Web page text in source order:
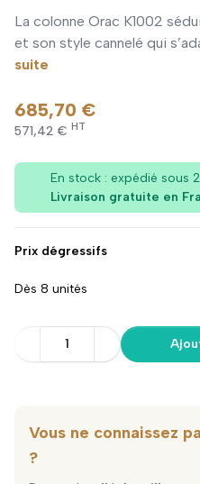
La colonne Orac K1002
et son style cannelé qui
suite
685,70 €
571,42 € HT
En stock : expédié sous
Livraison gratuite en
Prix dégressifs
Dès 8 unités
1
Vous ne connaissez
?